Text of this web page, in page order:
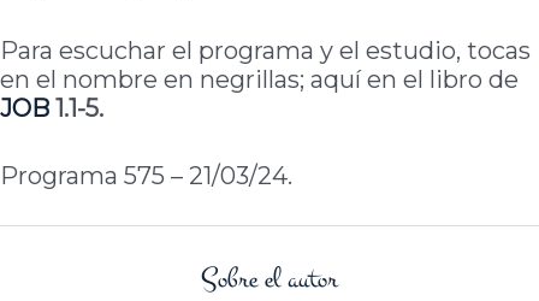
Para escuchar el programa y el estudio, tocas
en el nombre en negrillas; aquí en el libro de
JOB 1.1-5.
Programa 575 – 21/03/24.
Sobre el autor